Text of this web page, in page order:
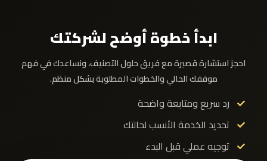
ابدأ خطوة أوضح لشركتك
احجز استشارة قصيرة مع فريق حلول التصنيف، ونساعدك في فهم
موقفك الحالي والخطوات المطلوبة بشكل منظم.
رد سريع ومتابعة واضحة
تحديد الخدمة الأنسب لحالتك
توجيه عملي قبل البدء